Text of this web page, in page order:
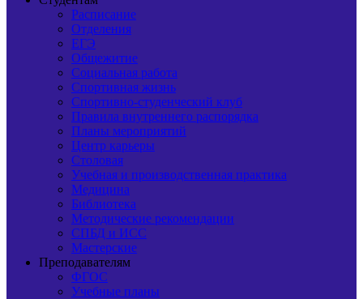
Расписание
Отделения
ЕГЭ
Общежитие
Социальная работа
Спортивная жизнь
Спортивно-студенческий клуб
Правила внутреннего распорядка
Планы мероприятий
Центр карьеры
Столовая
Учебная и производственная практика
Медицина
Библиотека
Методические рекомендации
СПБД и ИСС
Мастерские
Преподавателям
ФГОС
Учебные планы